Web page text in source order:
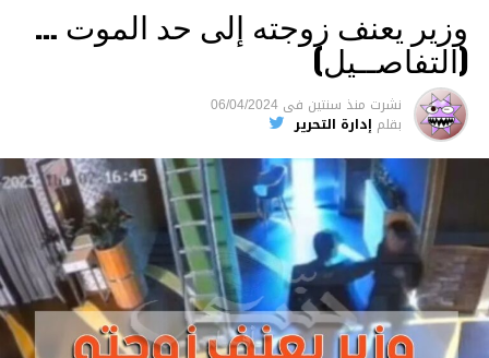
وزير يعنف زوجته إلى حد الموت …
(التفاصــيل)
نشرت منذ سنتين فى 06/04/2024
بقلم إدارة التحرير